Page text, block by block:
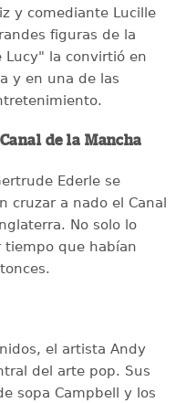
y comediante Lucille
figuras de la
Lucy" la convirtió en
y en una de las
de la Mancha
Ederle se
cruzar a nado el Canal
No solo lo
tiempo que habían
el artista Andy
del arte pop. Sus
sopa Campbell y los